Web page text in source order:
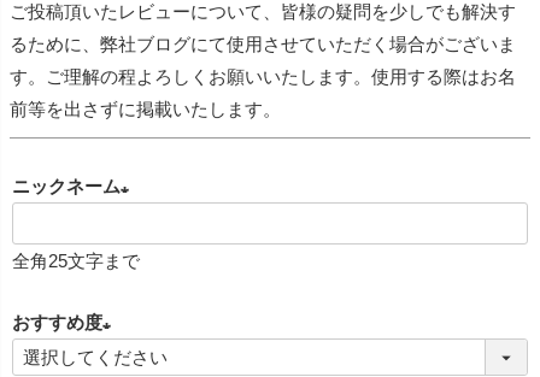
ご投稿頂いたレビューについて、皆様の疑問を少しでも解決す
るために、弊社ブログにて使用させていただく場合がございま
す。ご理解の程よろしくお願いいたします。使用する際はお名
前等を出さずに掲載いたします。
ニックネーム
必
全角25文字まで
おすすめ度
(